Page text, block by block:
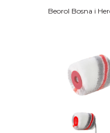
Beorol Bosna i